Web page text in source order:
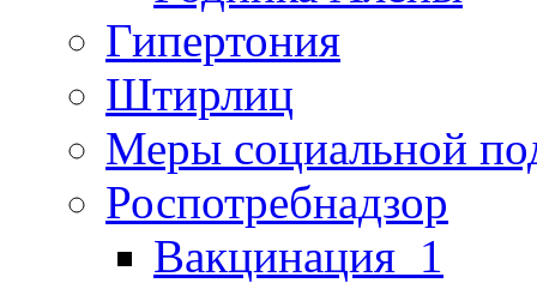
Гипертония
Штирлиц
Меры социальной
Роспотребнадзор
Вакцинация_1